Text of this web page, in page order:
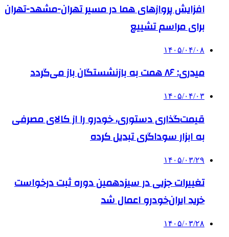
افزایش پروازهای هما در مسیر تهران-مشهد-تهران
برای مراسم تشییع
۱۴۰۵/۰۴/۰۸
میدری: ۸۶ همت به بازنشستگان باز می‌گردد
۱۴۰۵/۰۴/۰۳
قیمت‌گذاری دستوری، خودرو را از کالای مصرفی
به ابزار سوداگری تبدیل کرده
۱۴۰۵/۰۳/۲۹
تغییرات جزیی در سیزدهمین دوره ثبت درخواست
خرید ایران‌خودرو اعمال شد
۱۴۰۵/۰۳/۲۸